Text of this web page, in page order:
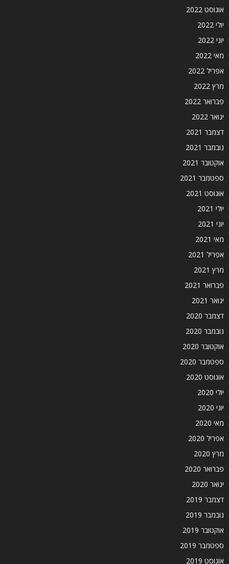
אוגוסט 2022
יולי 2022
יוני 2022
מאי 2022
אפריל 2022
מרץ 2022
פברואר 2022
ינואר 2022
דצמבר 2021
נובמבר 2021
אוקטובר 2021
ספטמבר 2021
אוגוסט 2021
יולי 2021
יוני 2021
מאי 2021
אפריל 2021
מרץ 2021
פברואר 2021
ינואר 2021
דצמבר 2020
נובמבר 2020
אוקטובר 2020
ספטמבר 2020
אוגוסט 2020
יולי 2020
יוני 2020
מאי 2020
אפריל 2020
מרץ 2020
פברואר 2020
ינואר 2020
דצמבר 2019
נובמבר 2019
אוקטובר 2019
ספטמבר 2019
אוגוסט 2019